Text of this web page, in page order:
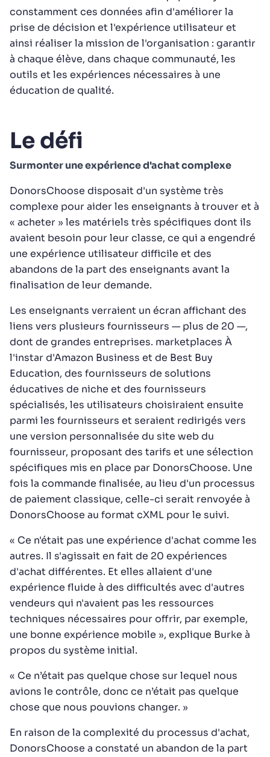
constamment ces données afin d'améliorer la
prise de décision et l'expérience utilisateur et
ainsi réaliser la mission de l'organisation : garantir
à chaque élève, dans chaque communauté, les
outils et les expériences nécessaires à une
éducation de qualité.
Le défi
Surmonter une expérience d'achat complexe
DonorsChoose disposait d'un système très
complexe pour aider les enseignants à trouver et à
« acheter » les matériels très spécifiques dont ils
avaient besoin pour leur classe, ce qui a engendré
une expérience utilisateur difficile et des
abandons de la part des enseignants avant la
finalisation de leur demande.
Les enseignants verraient un écran affichant des
liens vers plusieurs fournisseurs — plus de 20 —,
dont de grandes entreprises. marketplaces À
l'instar d'Amazon Business et de Best Buy
Education, des fournisseurs de solutions
éducatives de niche et des fournisseurs
spécialisés, les utilisateurs choisiraient ensuite
parmi les fournisseurs et seraient redirigés vers
une version personnalisée du site web du
fournisseur, proposant des tarifs et une sélection
spécifiques mis en place par DonorsChoose. Une
fois la commande finalisée, au lieu d'un processus
de paiement classique, celle-ci serait renvoyée à
DonorsChoose au format cXML pour le suivi.
« Ce n'était pas une expérience d'achat comme les
autres. Il s'agissait en fait de 20 expériences
d'achat différentes. Et elles allaient d'une
expérience fluide à des difficultés avec d'autres
vendeurs qui n'avaient pas les ressources
techniques nécessaires pour offrir, par exemple,
une bonne expérience mobile », explique Burke à
propos du système initial.
« Ce n’était pas quelque chose sur lequel nous
avions le contrôle, donc ce n’était pas quelque
chose que nous pouvions changer. »
En raison de la complexité du processus d'achat,
DonorsChoose a constaté un abandon de la part